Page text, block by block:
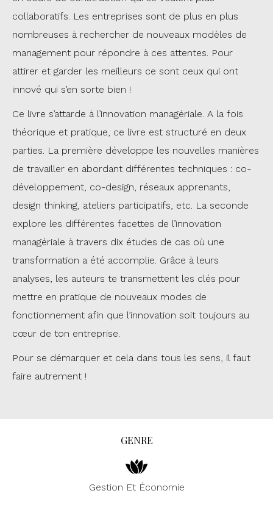
collaboratifs. Les entreprises sont de plus en plus
nombreuses à rechercher de nouveaux modèles de
management pour répondre à ces attentes. Pour
attirer et garder les meilleurs ce sont ceux qui ont
innové qui s’en sorte bien !
Ce livre s’attarde à l’innovation managériale. A la fois
théorique et pratique, ce livre est structuré en deux
parties. La première développe les nouvelles manières
de travailler en abordant différentes techniques : co-
développement, co-design, réseaux apprenants,
design thinking, ateliers participatifs, etc. La seconde
explore les différentes facettes de l’innovation
managériale à travers dix études de cas où une
transformation a été accomplie. Grâce à leurs
analyses, les auteurs te transmettent les clés pour
mettre en pratique de nouveaux modes de
fonctionnement afin que l’innovation soit toujours au
cœur de ton entreprise.
Pour se démarquer et cela dans tous les sens, il faut
faire autrement !
GENRE
Gestion Et Économie